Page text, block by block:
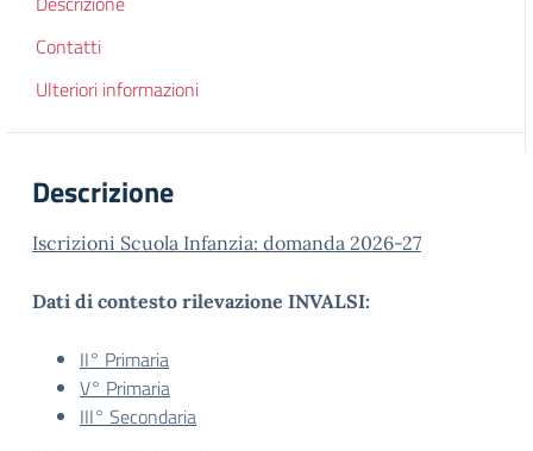
Contatti
Ulteriori informazioni
Descrizione
Iscrizioni Scuola Infanzia: domanda 2026-27
Dati di contesto rilevazione INVALSI:
II° Primaria
V° Primaria
III° Secondaria